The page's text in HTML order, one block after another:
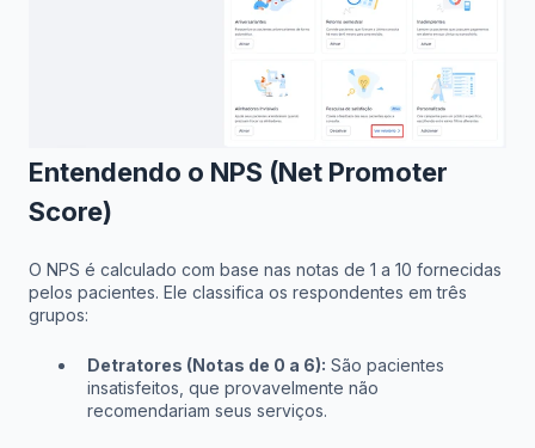
Entendendo o NPS (Net Promoter
Score)
O NPS é calculado com base nas notas de 1 a 10 fornecidas
pelos pacientes. Ele classifica os respondentes em três
grupos:
Detratores (Notas de 0 a 6): São pacientes
insatisfeitos, que provavelmente não
recomendariam seus serviços.